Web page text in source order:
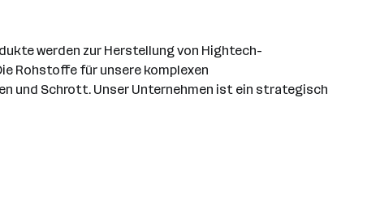
werden zur Herstellung von Hightech-
Rohstoffe für unsere komplexen
und Schrott. Unser Unternehmen ist ein strategisch